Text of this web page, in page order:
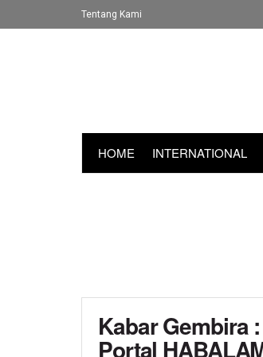
Tentang Kami
HOME INTERNATIONAL
Kabar Gembira
Portal